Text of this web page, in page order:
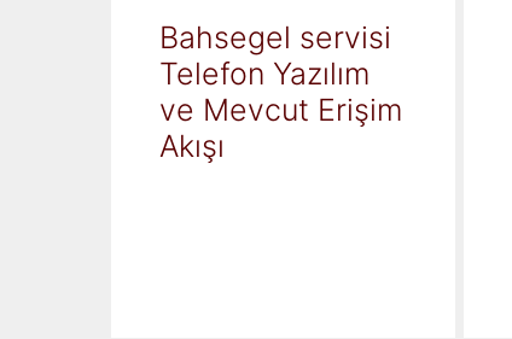
Bahsegel servisi
Telefon Yazılım
ve Mevcut Erişim
Akışı